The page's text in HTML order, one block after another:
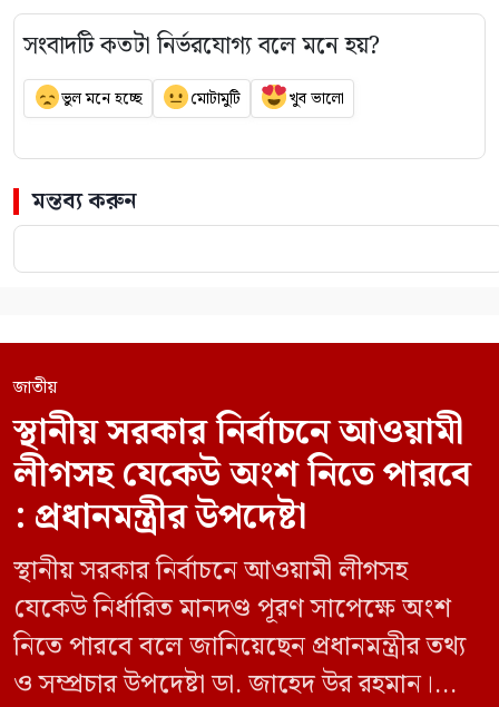
সংবাদটি কতটা নির্ভরযোগ্য বলে মনে হয়?
ভুল মনে হচ্ছে মোটামুটি খুব ভালো
মন্তব্য করুন
জাতীয়
স্থানীয় সরকার নির্বাচনে আওয়ামী
লীগসহ যেকেউ অংশ নিতে পারবে
: প্রধানমন্ত্রীর উপদেষ্টা
স্থানীয় সরকার নির্বাচনে আওয়ামী লীগসহ
যেকেউ নির্ধারিত মানদণ্ড পূরণ সাপেক্ষে অংশ
নিতে পারবে বলে জানিয়েছেন প্রধানমন্ত্রীর তথ্য
ও সম্প্রচার উপদেষ্টা ডা. জাহেদ উর রহমান।